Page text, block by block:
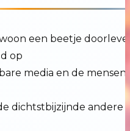
een beetje
op
media en de
dichtstbijzijnde andere